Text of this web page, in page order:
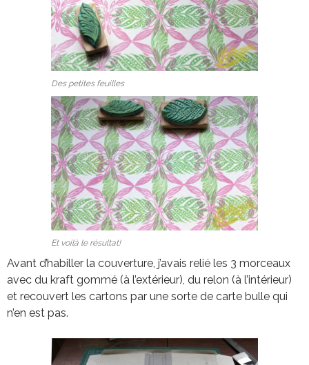
Des petites feuilles
Et voilà le résultat!
Avant d’habiller la couverture, j’avais relié les 3 morceaux
avec du kraft gommé (à l’extérieur), du relon (à l’intérieur)
et recouvert les cartons par une sorte de carte bulle qui
n’en est pas.